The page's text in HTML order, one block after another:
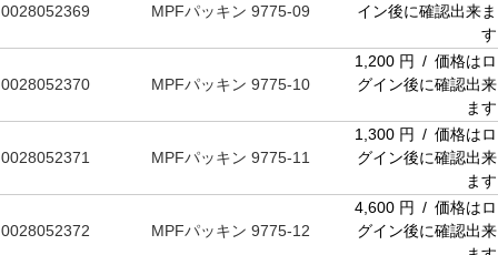
0028052369 MPFパッキン 9775-09
イン後に確認出来ま
す
0028052370 MPFパッキン 9775-10
1,200 円 / 価格はロ
グイン後に確認出来
ます
0028052371 MPFパッキン 9775-11
1,300 円 / 価格はロ
グイン後に確認出来
ます
0028052372 MPFパッキン 9775-12
4,600 円 / 価格はロ
グイン後に確認出来